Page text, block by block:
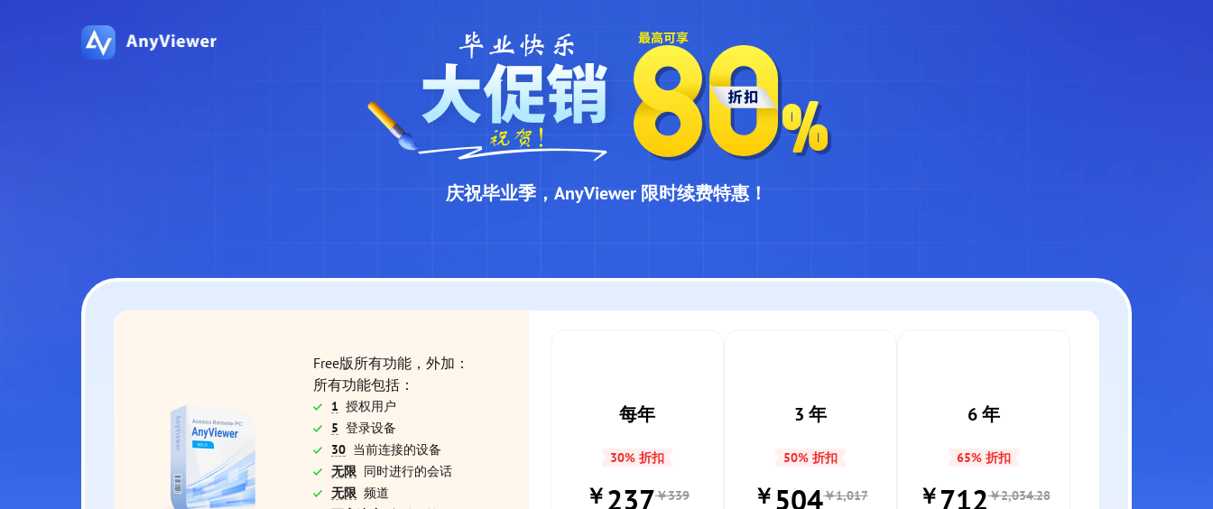
庆祝毕业季，AnyViewer 限时续费特惠！
Free版所有功能，外加：
所有功能包括：
1 授权用户
5 登录设备
30 当前连接的设备
无限 同时进行的会话
无限 频道
每年
30% 折扣
￥237￥339
3 年
50% 折扣
￥504￥1,017
6 年
65% 折扣
￥712￥2,034.28